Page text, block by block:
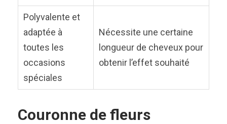
Polyvalente et
adaptée à
toutes les
occasions
spéciales
Nécessite une certaine
longueur de cheveux pour
obtenir l’effet souhaité
Couronne de fleurs